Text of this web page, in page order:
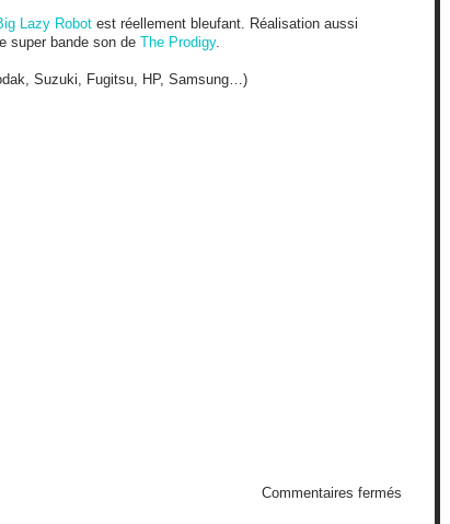
Lazy Robot est réellement bleufant. Réalisation aussi
super bande son de The Prodigy.
Suzuki, Fugitsu, HP, Samsung…)
Commentaires fermés